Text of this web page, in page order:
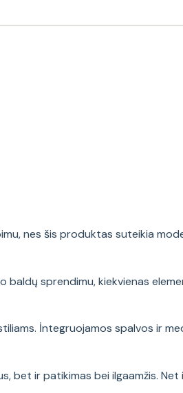
nes šis produktas suteikia
baldų sprendimu, kiekvienas
İntegruojamos spalvos ir
bet ir patikimas bei ilgaamžis. Net